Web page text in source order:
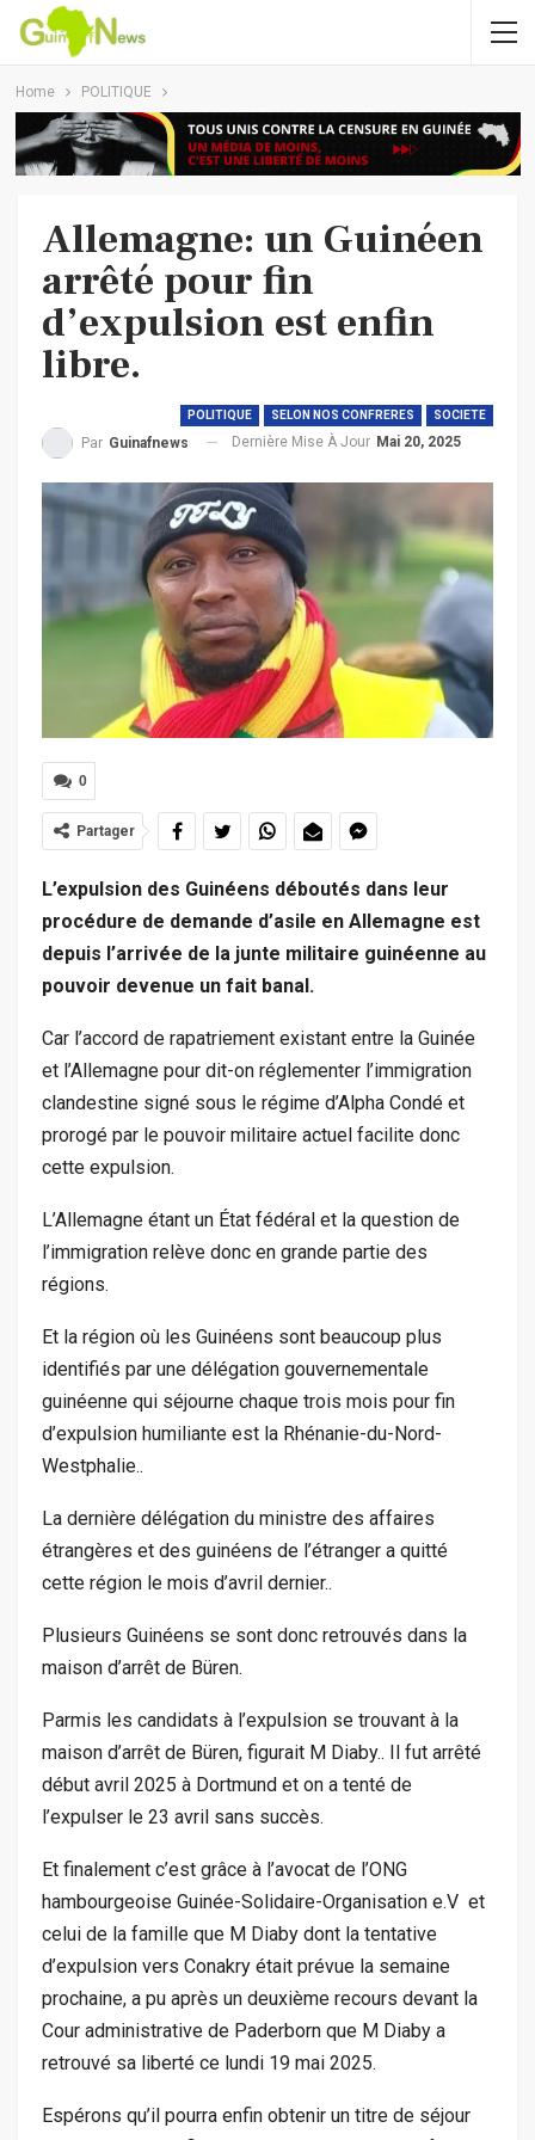
Home POLITIQUE
Allemagne: un Guinéen
arrêté pour fin
d’expulsion est enfin
libre.
POLITIQUE SELON NOS CONFRERES SOCIETE
Par Guinafnews Dernière Mise À Jour Mai 20, 2025
0
Partager
L’expulsion des Guinéens déboutés dans leur
procédure de demande d’asile en Allemagne est
depuis l’arrivée de la junte militaire guinéenne au
pouvoir devenue un fait banal.
Car l’accord de rapatriement existant entre la Guinée
et l’Allemagne pour dit-on réglementer l’immigration
clandestine signé sous le régime d’Alpha Condé et
prorogé par le pouvoir militaire actuel facilite donc
cette expulsion.
L’Allemagne étant un État fédéral et la question de
l’immigration relève donc en grande partie des
régions.
Et la région où les Guinéens sont beaucoup plus
identifiés par une délégation gouvernementale
guinéenne qui séjourne chaque trois mois pour fin
d’expulsion humiliante est la Rhénanie-du-Nord-
Westphalie..
La dernière délégation du ministre des affaires
étrangères et des guinéens de l’étranger a quitté
cette région le mois d’avril dernier..
Plusieurs Guinéens se sont donc retrouvés dans la
maison d’arrêt de Büren.
Parmis les candidats à l’expulsion se trouvant à la
maison d’arrêt de Büren, figurait M Diaby.. Il fut arrêté
début avril 2025 à Dortmund et on a tenté de
l’expulser le 23 avril sans succès.
Et finalement c’est grâce à l’avocat de l’ONG
hambourgeoise Guinée-Solidaire-Organisation e.V et
celui de la famille que M Diaby dont la tentative
d’expulsion vers Conakry était prévue la semaine
prochaine, a pu après un deuxième recours devant la
Cour administrative de Paderborn que M Diaby a
retrouvé sa liberté ce lundi 19 mai 2025.
Espérons qu’il pourra enfin obtenir un titre de séjour